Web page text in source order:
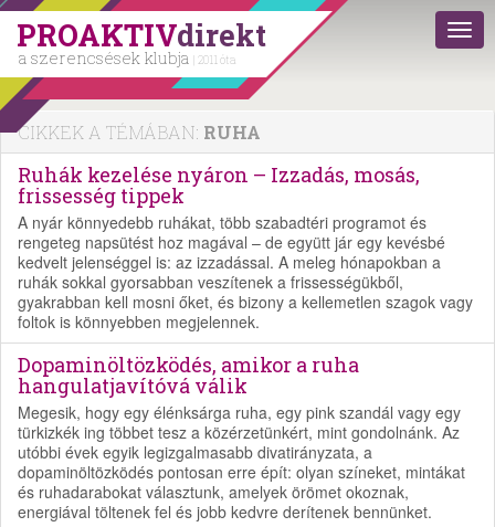
PROAKTIVdirekt
a szerencsések klubja | 2011 óta
CIKKEK A TÉMÁBAN: RUHA
Ruhák kezelése nyáron – Izzadás, mosás,
frissesség tippek
A nyár könnyedebb ruhákat, több szabadtéri programot és
rengeteg napsütést hoz magával – de együtt jár egy kevésbé
kedvelt jelenséggel is: az izzadással. A meleg hónapokban a
ruhák sokkal gyorsabban veszítenek a frissességükből,
gyakrabban kell mosni őket, és bizony a kellemetlen szagok vagy
foltok is könnyebben megjelennek.
Dopaminöltözködés, amikor a ruha
hangulatjavítóvá válik
Megesik, hogy egy élénksárga ruha, egy pink szandál vagy egy
türkizkék ing többet tesz a közérzetünkért, mint gondolnánk. Az
utóbbi évek egyik legizgalmasabb divatirányzata, a
dopaminöltözködés pontosan erre épít: olyan színeket, mintákat
és ruhadarabokat választunk, amelyek örömet okoznak,
energiával töltenek fel és jobb kedvre derítenek bennünket.